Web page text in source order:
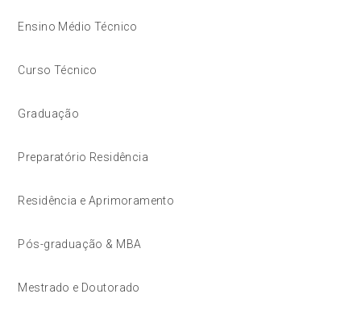
Ensino Médio Técnico
Curso Técnico
Graduação
Preparatório Residência
Residência e Aprimoramento
Pós-graduação & MBA
Mestrado e Doutorado